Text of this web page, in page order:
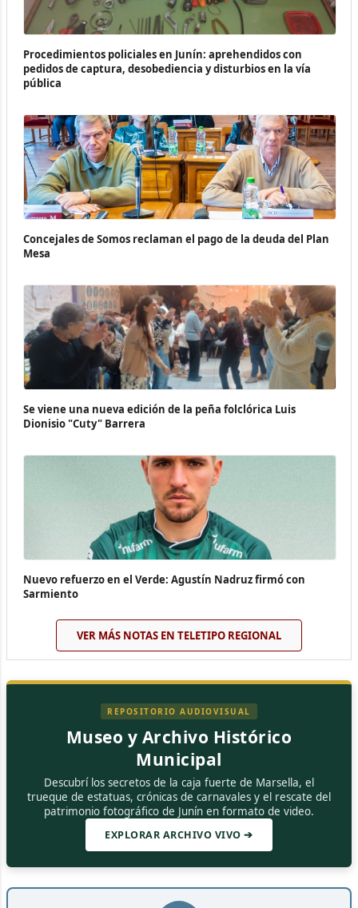
Procedimientos policiales en Junín: aprehendidos con
pedidos de captura, desobediencia y disturbios en la vía
pública
Concejales de Somos reclaman el pago de la deuda del Plan
Mesa
Se viene una nueva edición de la peña folclórica Luis
Dionisio "Cuty" Barrera
Nuevo refuerzo en el Verde: Agustín Nadruz firmó con
Sarmiento
VER MÁS NOTAS EN TELETIPO REGIONAL
REPOSITORIO AUDIOVISUAL
Museo y Archivo Histórico
Municipal
Descubrí los secretos de la caja fuerte de Marsella, el
trueque de estatuas, crónicas de carnavales y el rescate del
patrimonio fotográfico de Junín en formato de video.
EXPLORAR ARCHIVO VIVO ➔